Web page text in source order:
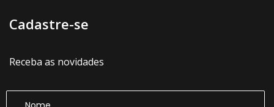
Cadastre-se
Receba as novidades